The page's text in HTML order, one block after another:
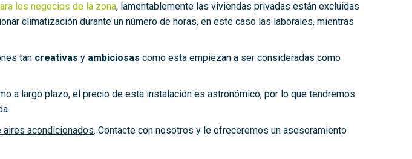
los negocios de la zona, lamentablemente las viviendas privadas están excluidas
climatización durante un número de horas, en este caso las laborales, mientras
tan creativas y ambiciosas como esta empiezan a ser consideradas como
a largo plazo, el precio de esta instalación es astronómico, por lo que tendremos
aires acondicionados. Contacte con nosotros y le ofreceremos un asesoramiento